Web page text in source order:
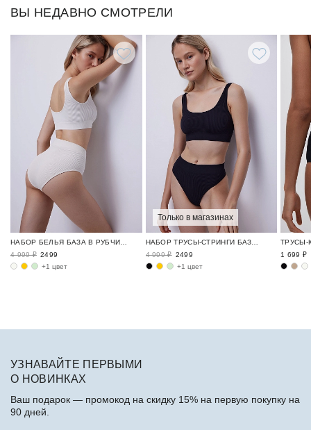
ВЫ НЕДАВНО СМОТРЕЛИ
4 999 ₽ 2499
+1 цвет
Только в магазинах
4 999 ₽ 2499
+1 цвет
1 699 ₽
УЗНАВАЙТЕ ПЕРВЫМИ
О НОВИНКАХ
Ваш подарок — промокод на скидку 15% на первую покупку на
90 дней.